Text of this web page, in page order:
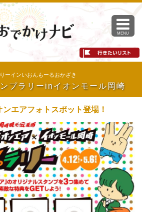
MENU
ーインいおんもーるおかざき
プラリーinイオンモール岡崎
エアフォトスポット登場！